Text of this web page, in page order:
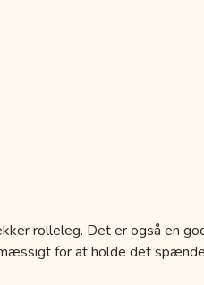
rolleleg. Det er også en
for at holde det